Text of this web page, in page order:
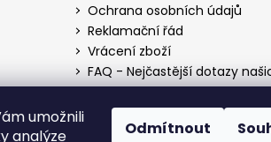
umožnili
analýze
Odmítnout
Ochrana osobních údajů
Reklamační řád
Vrácení zboží
FAQ - Nejčastější dotazy
Mapa braiderek
Kurz zapletání vlasů